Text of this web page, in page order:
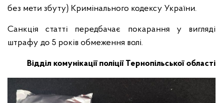
без мети збуту) Кримінального кодексу України.
Санкція статті передбачає покарання у вигляді
штрафу до 5 років обмеження волі.
Відділ комунікації поліції Тернопільської області